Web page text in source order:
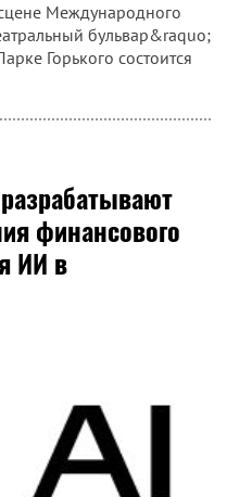
Международного
бульвар&raquo;
Горького состоится
финансового
ИИ в